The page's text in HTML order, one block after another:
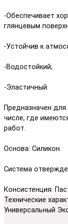
-Обеспечивает
глянцевым
-Устойчив к
-Водостойкий;
-Эластичный.
Предназначен
числе, где
работ.
Основа: Силикон.
Система
Консистенция:
Технические
Универсальный